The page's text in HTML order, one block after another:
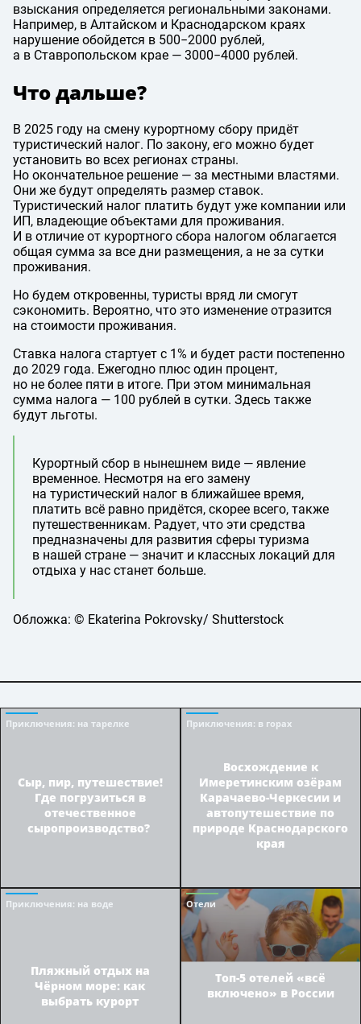
взыскания определяется региональными законами.
Например, в Алтайском и Краснодарском краях
нарушение обойдется в 500−2000 рублей,
а в Ставропольском крае — 3000−4000 рублей.
Что дальше?
В 2025 году на смену курортному сбору придёт
туристический налог. По закону, его можно будет
установить во всех регионах страны.
Но окончательное решение — за местными властями.
Они же будут определять размер ставок.
Туристический налог платить будут уже компании или
ИП, владеющие объектами для проживания.
И в отличие от курортного сбора налогом облагается
общая сумма за все дни размещения, а не за сутки
проживания.
Но будем откровенны, туристы вряд ли смогут
сэкономить. Вероятно, что это изменение отразится
на стоимости проживания.
Ставка налога стартует с 1% и будет расти постепенно
до 2029 года. Ежегодно плюс один процент,
но не более пяти в итоге. При этом минимальная
сумма налога — 100 рублей в сутки. Здесь также
будут льготы.
Курортный сбор в нынешнем виде — явление
временное. Несмотря на его замену
на туристический налог в ближайшее время,
платить всё равно придётся, скорее всего, также
путешественникам. Радует, что эти средства
предназначены для развития сферы туризма
в нашей стране — значит и классных локаций для
отдыха у нас станет больше.
Обложка: © Ekaterina Pokrovsky/ Shutterstock
Приключения: на тарелке
Сыр, пир, путешествие!
Где погрузиться в
отечественное
сыропроизводство?
Приключения: в горах
Восхождение к
Имеретинским озёрам
Карачаево-Черкесии и
автопутешествие по
природе Краснодарского
края
Приключения: на воде
Пляжный отдых на
Чёрном море: как
выбрать курорт
Отели
Топ-5 отелей «всё
включено» в России